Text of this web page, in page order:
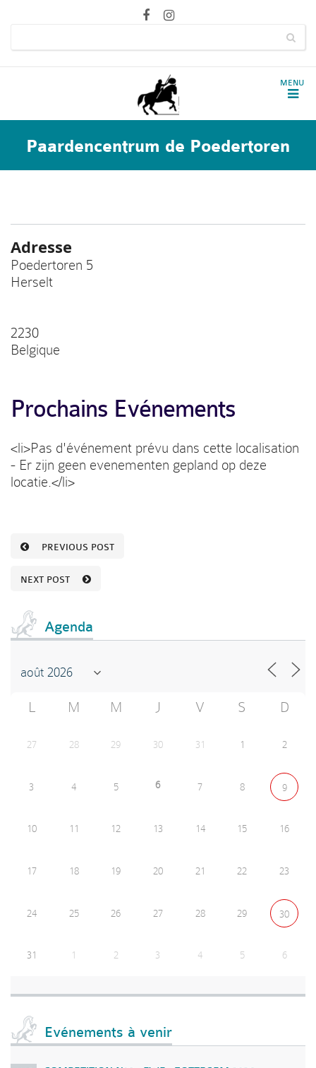
Paardencentrum de Poedertoren
Adresse
Poedertoren 5
Herselt
2230
Belgique
Prochains Evénements
<li>Pas d'événement prévu dans cette localisation
- Er zijn geen evenementen gepland op deze
locatie.</li>
PREVIOUS POST
NEXT POST
Agenda
L M M J V S D
27 28 29 30 31 1 2
3 4 5 6 7 8 9
10 11 12 13 14 15 16
17 18 19 20 21 22 23
24 25 26 27 28 29 30
31 1 2 3 4 5 6
Evénements à venir